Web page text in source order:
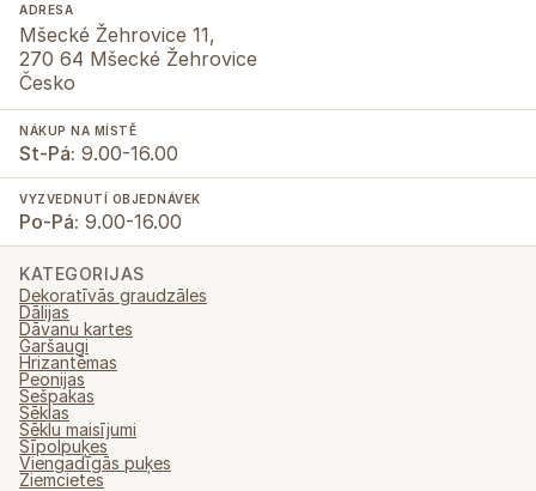
ADRESA
Mšecké Žehrovice 11,
270 64 Mšecké Žehrovice
Česko
NÁKUP NA MÍSTĚ
St-Pá: 9.00-16.00
VYZVEDNUTÍ OBJEDNÁVEK
Po-Pá: 9.00-16.00
KATEGORIJAS
Dekoratīvās graudzāles
Dālijas
Dāvanu kartes
Garšaugi
Hrizantēmas
Peonijas
Sešpakas
Sēklas
Sēklu maisījumi
Sīpolpuķes
Viengadīgās puķes
Ziemcietes